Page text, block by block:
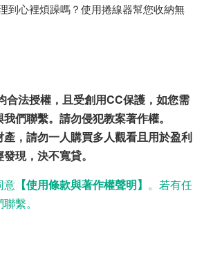
到心裡煩躁嗎？使用捲線器幫您收納無
合法授權，且受創用CC保護，如您需
們聯繫。請勿侵犯教案著作權。
產，請勿一人購買多人觀看且用於盈利
現，決不寬貸。
意 【使用條款與著作權聲明】 。若有任
繫。